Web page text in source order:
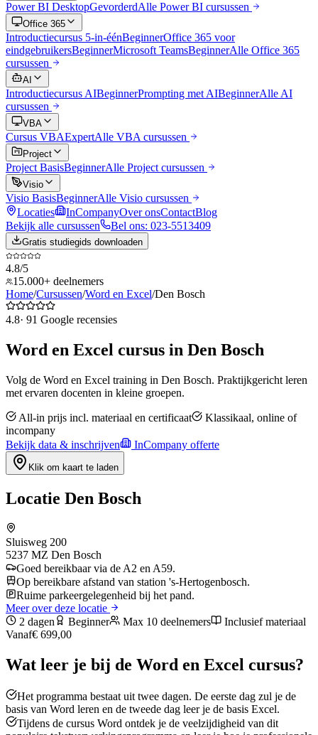
Power BI DesktopGevorderdAlle Power BI cursussen
Office 365
Introductiecursus 5-in-éénBeginnerOffice 365 voor
eindgebruikersBeginnerMicrosoft TeamsBeginnerAlle Office 365
cursussen
AI
Introductiecursus AIBeginnerPrompting met AIBeginnerAlleAI
cursussen
VBA
Cursus VBAExpertAlle VBAcursussen
Project
Project BasisBeginnerAlle Projectcursussen
Visio
Visio BasisBeginnerAlle Visio cursussen
Locaties
InCompanyOver onsContactBlog
Bekijk alle cursussen
Bel ons: 023-5513409
Gratis studiegids downloaden
4.8/5
15.000+ deelnemers
Home/Cursussen/Word en Excel/Den Bosch
4.8· 91 Google recensies
Word en Excel cursus in Den Bosch
Volg de Word en Excel training in Den Bosch. Praktijkgericht leren
met ervaren docenten in kleine groepen.
All-in prijs incl. materiaal en certificaat
Klassikaal, online of
incompany
Bekijk data & inschrijven
InCompany offerte
Klik om kaart te laden
Locatie Den Bosch
Sluisweg 200
5237 MZ Den Bosch
Goed bereikbaar via de A2 en A59.
Op bereikbare afstand van station 's-Hertogenbosch.
Ruime parkeergelegenheid bij het pand.
Meer over deze locatie
2 dagen
Beginner Max 10 deelnemers
Inclusief materiaal
Vanaf€ 699,00
Wat leer je bij de Word en Excel cursus?
Het programma bestaat uit twee dagen. De eerste dag zul je de
basis van Word leren en de tweede dag leer je de basis Excel.
Tijdens de cursus Word ontdek je de veelzijdigheid van dit